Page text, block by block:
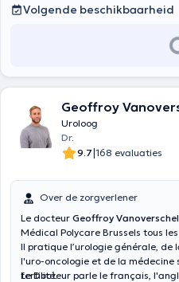
Volgende beschikbaarheid
Geoffroy
Uroloog
Dr.
9.7|168 evaluaties
Over de zorgverlener
Le docteur Geoffroy
Médical Polycare Brussels tous
Il pratique l’urologie générale, de
l'uro-oncologie et de la médecine
fertilité.
Le Docteur parle le français,